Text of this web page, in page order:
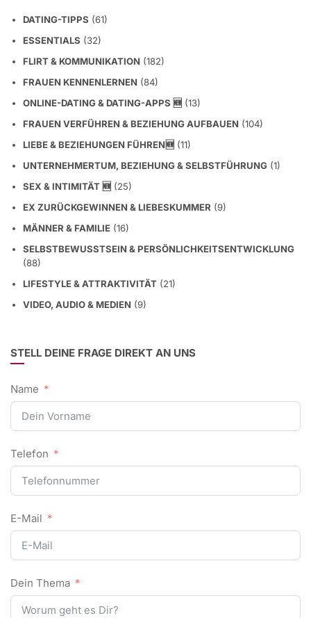
DATING-TIPPS (61)
ESSENTIALS (32)
FLIRT & KOMMUNIKATION (182)
FRAUEN KENNENLERNEN (84)
ONLINE-DATING & DATING-APPS 🆕 (13)
FRAUEN VERFÜHREN & BEZIEHUNG AUFBAUEN (104)
LIEBE & BEZIEHUNGEN FÜHREN🆕 (11)
UNTERNEHMERTUM, BEZIEHUNG & SELBSTFÜHRUNG (1)
SEX & INTIMITÄT 🆕 (25)
EX ZURÜCKGEWINNEN & LIEBESKUMMER (9)
MÄNNER & FAMILIE (16)
SELBSTBEWUSSTSEIN & PERSÖNLICHKEITSENTWICKLUNG
(88)
LIFESTYLE & ATTRAKTIVITÄT (21)
VIDEO, AUDIO & MEDIEN (9)
STELL DEINE FRAGE DIREKT AN UNS
Name
Telefon
E-Mail
Dein Thema